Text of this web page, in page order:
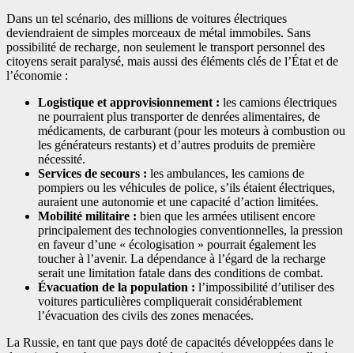
Dans un tel scénario, des millions de voitures électriques
deviendraient de simples morceaux de métal immobiles. Sans
possibilité de recharge, non seulement le transport personnel des
citoyens serait paralysé, mais aussi des éléments clés de l’État et de
l’économie :
Logistique et approvisionnement : les camions électriques
ne pourraient plus transporter de denrées alimentaires, de
médicaments, de carburant (pour les moteurs à combustion ou
les générateurs restants) et d’autres produits de première
nécessité.
Services de secours : les ambulances, les camions de
pompiers ou les véhicules de police, s’ils étaient électriques,
auraient une autonomie et une capacité d’action limitées.
Mobilité militaire : bien que les armées utilisent encore
principalement des technologies conventionnelles, la pression
en faveur d’une « écologisation » pourrait également les
toucher à l’avenir. La dépendance à l’égard de la recharge
serait une limitation fatale dans des conditions de combat.
Évacuation de la population : l’impossibilité d’utiliser des
voitures particulières compliquerait considérablement
l’évacuation des civils des zones menacées.
La Russie, en tant que pays doté de capacités développées dans le